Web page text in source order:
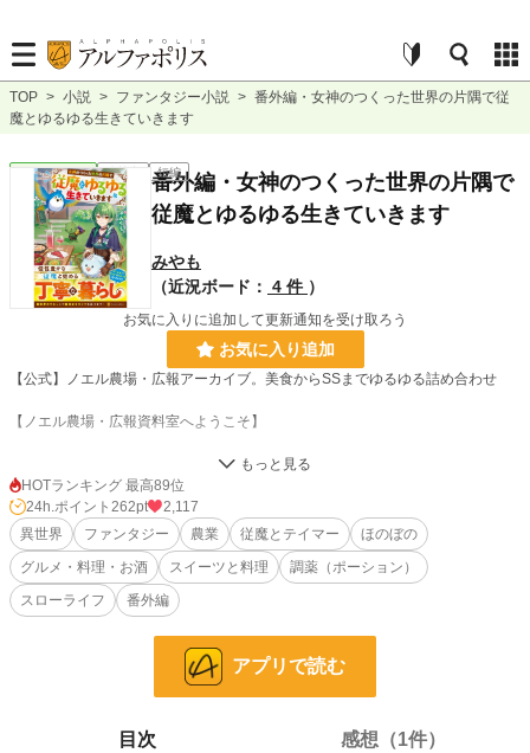
TOP > 小説 > ファンタジー小説 > 番外編・女神のつくった世界の片隅で従
魔とゆるゆる生きていきます
ファンタジー 連載中 短編
番外編・女神のつくった世界の片隅で
従魔とゆるゆる生きていきます
みやも
（近況ボード： 4 件 ）
お気に入りに追加して更新通知を受け取ろう
お気に入り追加
【公式】ノエル農場・広報アーカイブ。美食からSSまでゆるゆる詰め合わせ
【ノエル農場・広報資料室へようこそ】
本作品は、本編『女神のゆくった世界の片隅で従魔とゆるゆる生きていきます』
の世界をより深く楽しむための、公式アーカイブ兼・特別企画集です。
■ 掲載コンテンツの内容
特別企画： 世界観を活かした体験型コンテンツ（例：お取り寄せカタログ 等）
番外編（SS）： 本編の幕間や、キャラクターたちの知られざる日常の断片
各お話は数分で読める短編形式です。ノエル農場の「甘くておいしいスローライ
フ」を、まずはここからお気軽にご試食ください。
この物語は、農業を愛する主人公ノエルが、家族のような従魔（じゅうま）たち
HOTランキング 最高89位
24h.ポイント 262pt
2,117
異世界
ファンタジー 農業 従魔とテイマー
ほのぼの
グルメ・料理・お酒
スイーツと料理
調薬（ポーション）
スローライフ
番外編
アプリで読む
目次 感想（1件）